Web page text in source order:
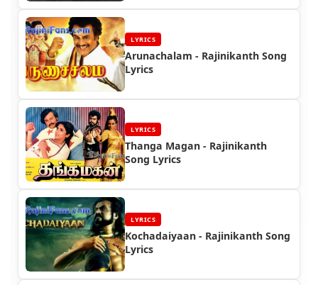
LYRICS
Arunachalam - Rajinikanth Song
Lyrics
LYRICS
Thanga Magan - Rajinikanth
Song Lyrics
LYRICS
Kochadaiyaan - Rajinikanth Song
Lyrics